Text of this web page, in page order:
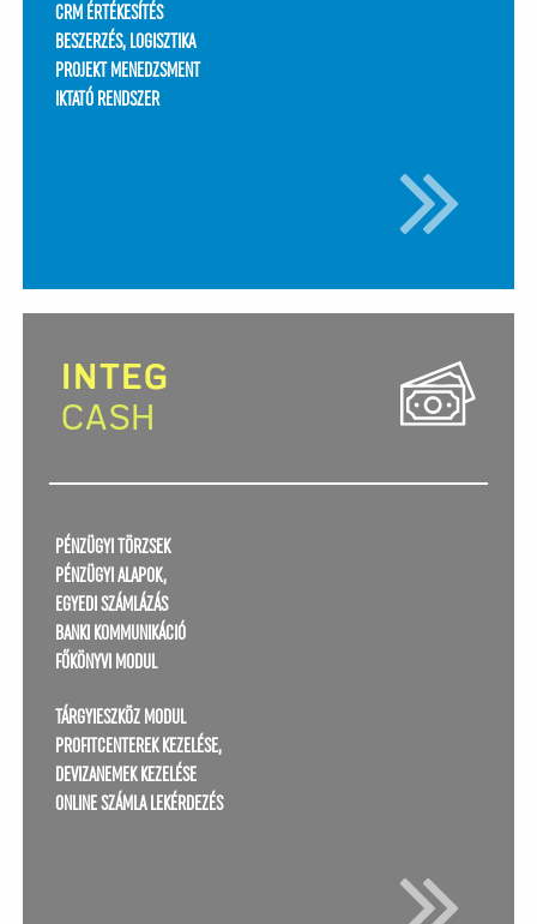
CRM ÉRTÉKESÍTÉS
BESZERZÉS, LOGISZTIKA
PROJEKT MENEDZSMENT
IKTATÓ RENDSZER
INTEG
CASH
PÉNZÜGYI TÖRZSEK
PÉNZÜGYI ALAPOK,
EGYEDI SZÁMLÁZÁS
BANKI KOMMUNIKÁCIÓ
FŐKÖNYVI MODUL
TÁRGYIESZKÖZ MODUL
PROFITCENTEREK KEZELÉSE,
DEVIZANEMEK KEZELÉSE
ONLINE SZÁMLA LEKÉRDEZÉS